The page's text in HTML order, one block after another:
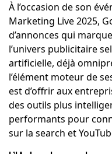
À l’occasion de son
Marketing Live 2025,
d’annonces qui
l’univers publicitaire
artificielle, déjà
l’élément moteur de
est d’offrir aux
des outils plus
performants pour
sur la search et